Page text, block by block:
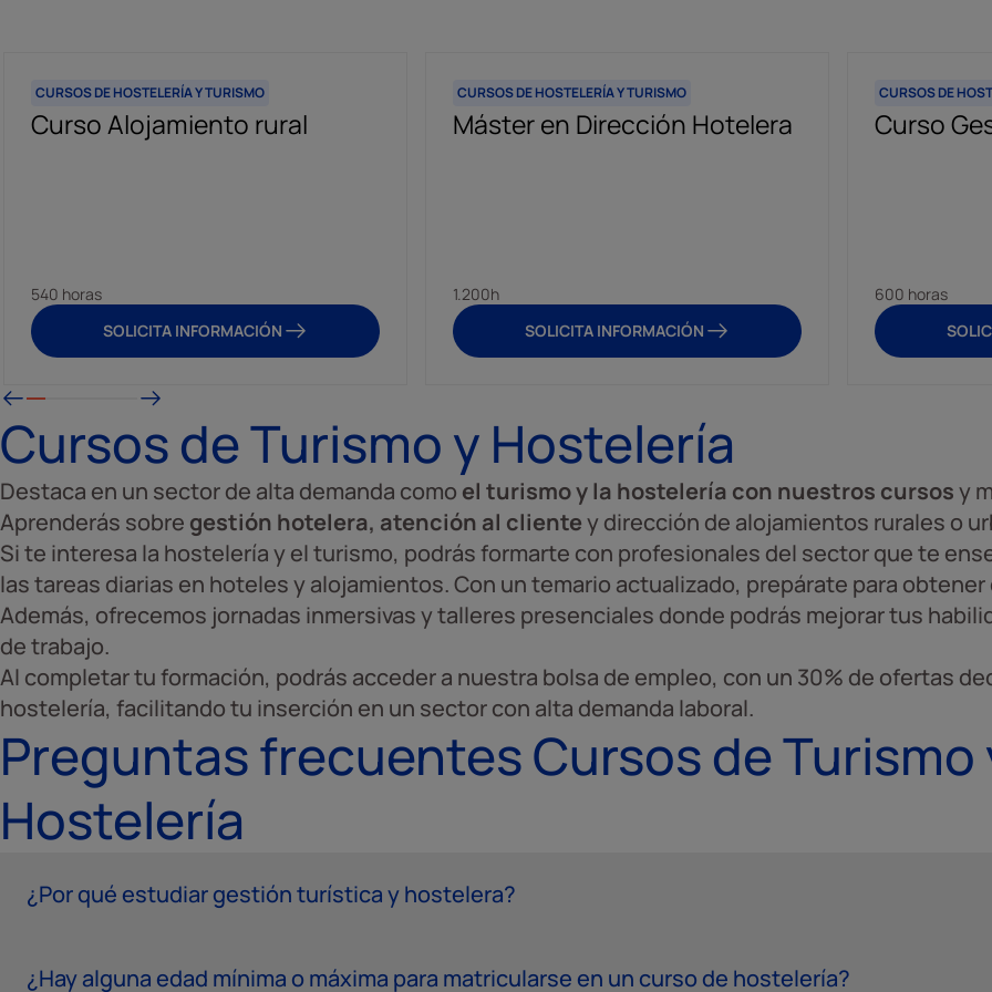
CURSOS DE HOSTELERÍA Y TURISMO
Curso Alojamiento rural
540 horas
SOLICITA INFORMACIÓN
CURSOS DE HOSTELERÍA Y TURISMO
Máster en Dirección Hotelera
1.200h
SOLICITA INFORMACIÓN
CURSOS DE
Curso
600 horas
Cursos de Turismo y Hostelería
Destaca en un sector de alta demanda como el turismo y la hostelería con nuestros cursosy
Aprenderás sobre gestión hotelera, atención al clientey dirección de alojamientos rurales o
Si te interesa la hostelería y el turismo, podrás formarte con profesionales del sector que te
las tareas diarias en hoteles y alojamientos. Con un temario actualizado, prepárate para
Además, ofrecemos jornadas inmersivas y talleres presenciales donde podrás mejorar tus
de trabajo.
Al completar tu formación, podrás acceder a nuestra bolsa de empleo, con un 30% de ofertas
hostelería, facilitando tu inserción en un sector con alta demanda laboral.
Preguntas frecuentes Cursos de Turismo
Hostelería
¿Por qué estudiar gestión turística y hostelera?
¿Hay alguna edad mínima o máxima para matricularse en un curso de hostelería?